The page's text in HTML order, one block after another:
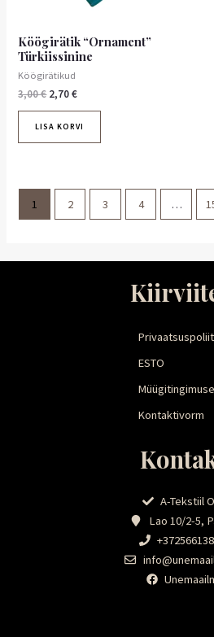
Köögirätik “Ornament”
Türkiissinine
Köögirätikud
3,00€ 2,70€
LISA KORVI
1 2 3 4 …
ESTO
Kontaktivorm
A-Tekstiil
Lao 10/2-5,